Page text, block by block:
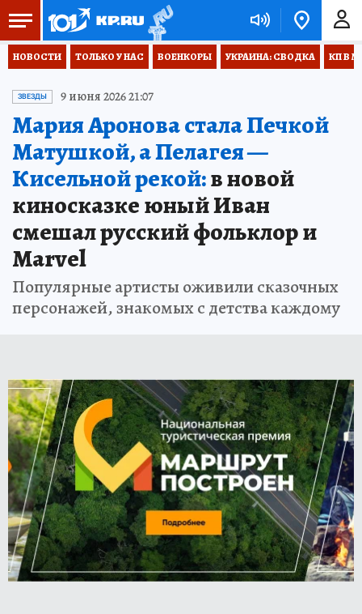
НОВОСТИ ТОЛЬКО У НАС ВОЕНКОРЫ УКРАИНА: СВОДКА КП В
ЗВЕЗДЫ 9 июня 2026 21:07
Мария Аронова стала Печкой
Матушкой, а Пелагея —
Кисельной рекой:в новой
киносказке юный Иван
смешал русский фольклор и
Marvel
Популярные артисты оживили сказочных
персонажей, знакомых с детства каждому